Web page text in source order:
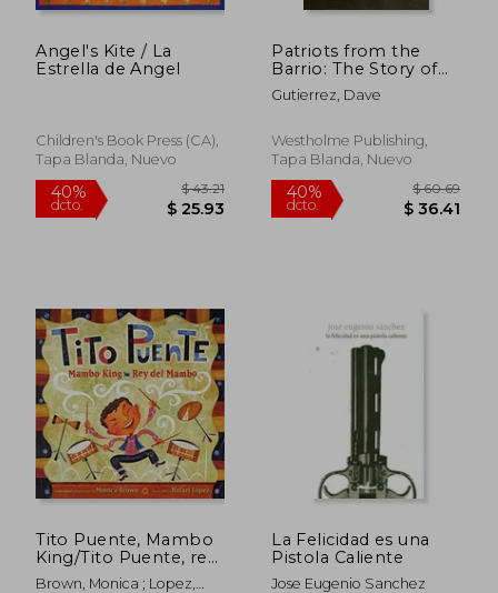
$ 17.00
45%
dcto.
Angel's Kite / La
Estrella de Angel
Children's Book Press (CA),
Tapa Blanda, Nuevo
Patriots from the
Barrio: The Story of
Company E, 141st
Infantry: The Only All
Army Unit in World
War II (en Inglés)
Gutierrez, Dave
Westholme Publishing,
Tapa Blanda, Nuevo
Tito Puente, Mambo
King/Tito Puente, rey
del Mambo (en
Brown, Monica ; Lopez,
La Felicidad es una
Pistola Caliente
Jose Eugenio Sanchez